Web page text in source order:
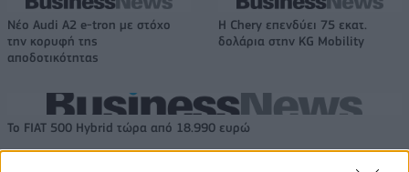
Νέο Audi A2 e-tron με στόχο
την κορυφή της
αποδοτικότητας
Η Chery επενδύει 75 εκατ.
δολάρια στην KG Mobility
Το FIAT 500 Hybrid τώρα από 18.990 ευρώ